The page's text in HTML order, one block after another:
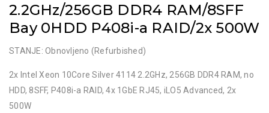
2.2GHz/256GB DDR4 RAM/8SFF
Bay 0HDD P408i-a RAID/2x 500W
STANJE: Obnovljeno (Refurbished)
2x Intel Xeon 10Core Silver 4114 2.2GHz, 256GB DDR4 RAM, no
HDD, 8SFF, P408i-a RAID, 4x 1GbE RJ45, iLO5 Advanced, 2x
500W